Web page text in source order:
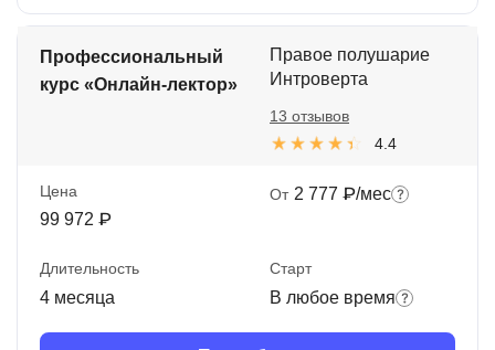
Профессиональный
курс «Онлайн-лектор»
Правое полушарие
Интроверта
4.4
13 отзывов
Цена
99 972 ₽
От 2 777 ₽/мес
Длительность
4 месяца
Старт
В любое время